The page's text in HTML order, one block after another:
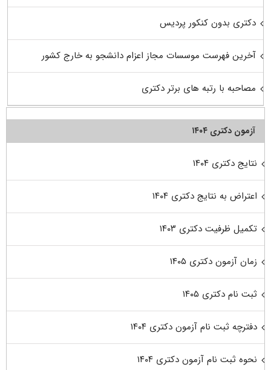
دکتری بدون کنکور پردیس
آخرین فهرست موسسات مجاز اعزام دانشجو به خارج کشور
مصاحبه با رتبه های برتر دکتری
آزمون دکتری ۱۴۰۴
نتایج دکتری ۱۴۰۴
اعتراض به نتایج دکتری ۱۴۰۴
تکمیل ظرفیت دکتری ۱۴۰۳
زمان آزمون دکتری ۱۴۰۵
ثبت نام دکتری ۱۴۰۵
دفترچه ثبت نام آزمون دکتری ۱۴۰۴
نحوه ثبت نام آزمون دکتری ۱۴۰۴